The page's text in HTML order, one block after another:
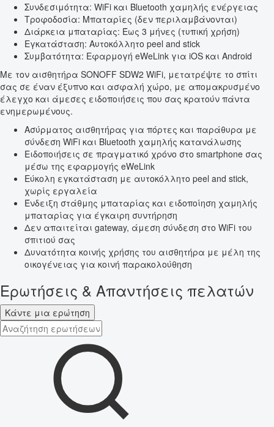
Συνδεσιμότητα: WiFi και Bluetooth χαμηλής ενέργειας
Τροφοδοσία: Μπαταρίες (δεν περιλαμβάνονται)
Διάρκεια μπαταρίας: Έως 3 μήνες (τυπική χρήση)
Εγκατάσταση: Αυτοκόλλητο peel and stick
Συμβατότητα: Εφαρμογή eWeLink για iOS και Android
Με τον αισθητήρα SONOFF SDW2 WiFi, μετατρέψτε το σπίτι
σας σε έναν έξυπνο και ασφαλή χώρο, με απομακρυσμένο
έλεγχο και άμεσες ειδοποιήσεις που σας κρατούν πάντα
ενημερωμένους.
Ασύρματος αισθητήρας για πόρτες και παράθυρα με
σύνδεση WiFi και Bluetooth χαμηλής κατανάλωσης
Ειδοποιήσεις σε πραγματικό χρόνο στο smartphone σας
μέσω της εφαρμογής eWeLink
Εύκολη εγκατάσταση με αυτοκόλλητο peel and stick,
χωρίς εργαλεία
Ένδειξη στάθμης μπαταρίας και ειδοποίηση χαμηλής
μπαταρίας για έγκαιρη συντήρηση
Δεν απαιτείται gateway, άμεση σύνδεση στο WiFi του
σπιτιού σας
Δυνατότητα κοινής χρήσης του αισθητήρα με μέλη της
οικογένειας για κοινή παρακολούθηση
Ερωτήσεις & Απαντήσεις πελατών
Κάντε μια ερώτηση